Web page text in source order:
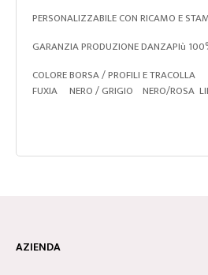
PERSONALIZZABILE CON RICAMO E
GARANZIA PRODUZIONE DANZAPIù
COLORE BORSA / PROFILI E
FUXIA NERO / GRIGIO NERO/ROSA
AZIENDA